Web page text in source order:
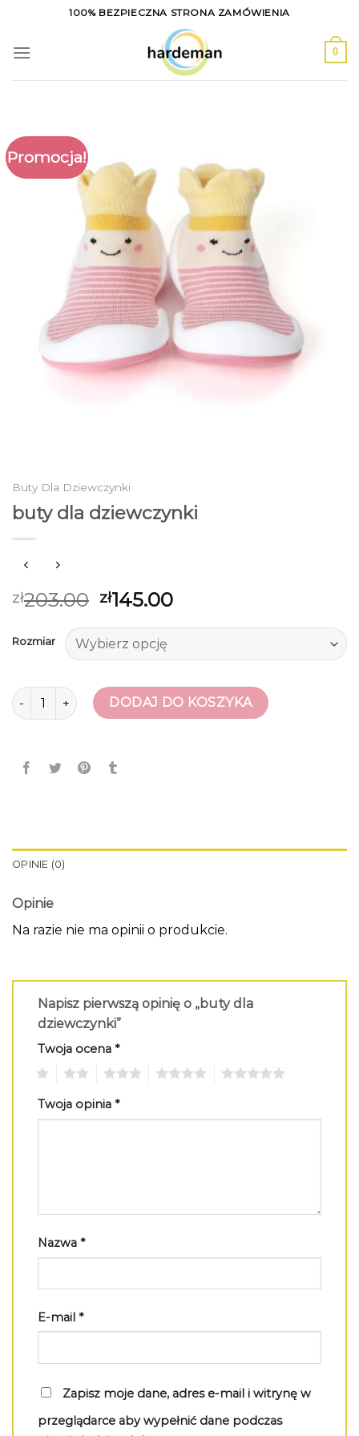
content
100% BEZPIECZNA STRONA ZAMÓWIENIA
0
Promocja!
Buty Dla Dziewczynki
buty dla dziewczynki
zł203.00 zł145.00
Rozmiar
ilość buty dla dziewczynkiDODAJ DO KOSZYKA
OPINIE (0)
Opinie
Na razie nie ma opinii o produkcie.
Napisz pierwszą opinię o „buty dla
dziewczynki”
Twoja ocena *
Twoja opinia *
Nazwa *
E-mail *
Zapisz moje dane, adres e-mail i witrynę w
przeglądarce aby wypełnić dane podczas